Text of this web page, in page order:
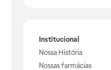
Institucional
Nossa História
Nossas farmácias